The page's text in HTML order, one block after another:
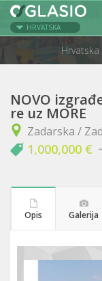
HRVATSKA
Hrvatska
NOVO
re uz MORE
Zadarska /
1,000,000 €
Opis Galerija